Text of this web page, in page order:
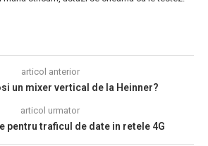
articol anterior
un mixer vertical de la Heinner?
articol urmator
pentru traficul de date in retele 4G